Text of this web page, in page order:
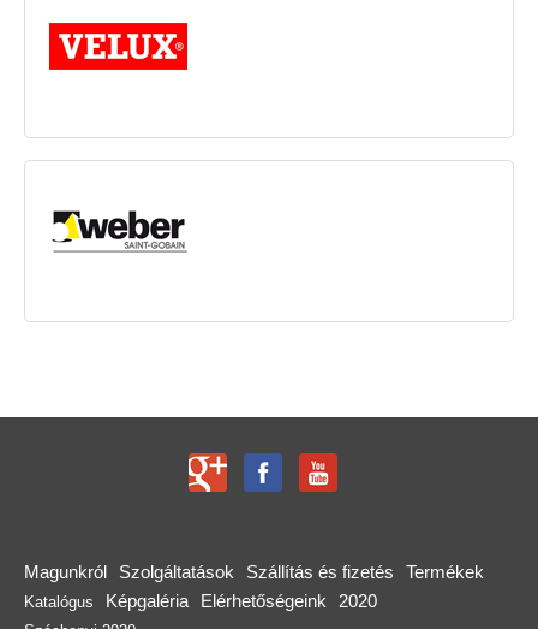
Magunkról Szolgáltatások Szállítás és fizetés Termékek
Katalógus Képgaléria Elérhetőségeink 2020